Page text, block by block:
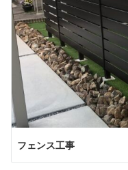
フェンス工事